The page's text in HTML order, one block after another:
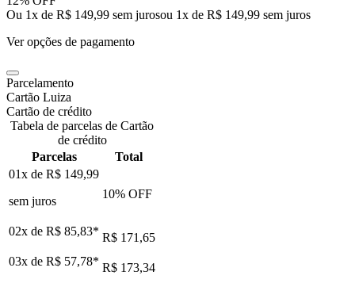
Ou 1x de R$ 149,99 sem jurosou 1x de R$ 149,99 sem juros
Ver opções de pagamento
Parcelamento
Cartão Luiza
Cartão de crédito
Tabela de parcelas de Cartão
de crédito
Parcelas
Total
01x de R$ 149,99
sem juros
10% OFF
02x de R$ 85,83* R$ 171,65
03x de R$ 57,78* R$ 173,34